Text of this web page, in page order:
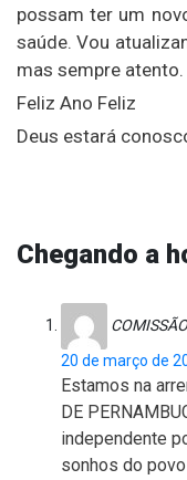
possam ter um
saúde. Vou
mas sempre
Feliz Ano Feliz
Deus estará
Chegando a
20 de março de
Estamos na
DE
independente
sonhos do